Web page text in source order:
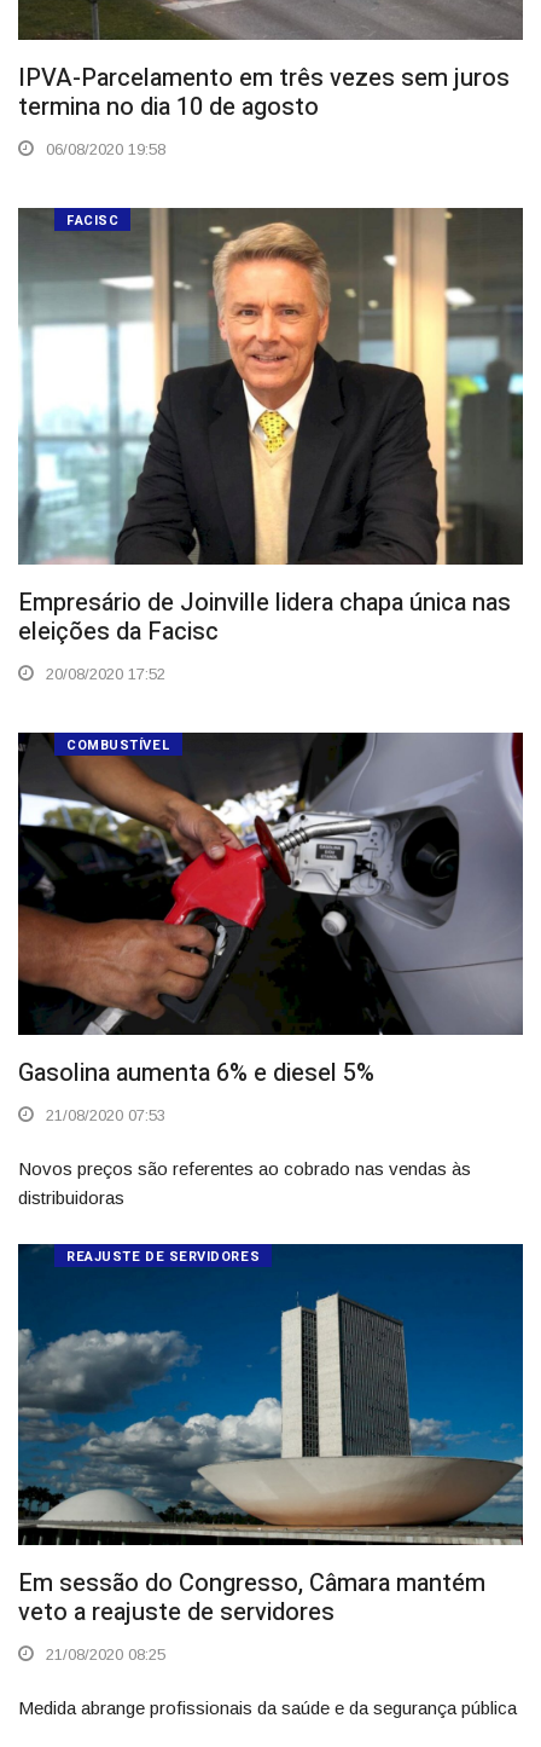
IPVA-Parcelamento em três vezes sem juros
termina no dia 10 de agosto
06/08/2020 19:58
FACISC
Empresário de Joinville lidera chapa única nas
eleições da Facisc
20/08/2020 17:52
COMBUSTÍVEL
Gasolina aumenta 6% e diesel 5%
21/08/2020 07:53
Novos preços são referentes ao cobrado nas vendas às
distribuidoras
REAJUSTE DE SERVIDORES
Em sessão do Congresso, Câmara mantém
veto a reajuste de servidores
21/08/2020 08:25
Medida abrange profissionais da saúde e da segurança pública